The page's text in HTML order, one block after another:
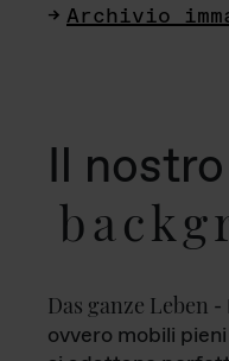
Archivio
Il nostro
Das ganze Leben -
ovvero mobili